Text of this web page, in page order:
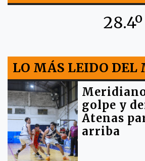
28.4º
LO MÁS LEIDO DEL
golpe y
Atenas
arriba